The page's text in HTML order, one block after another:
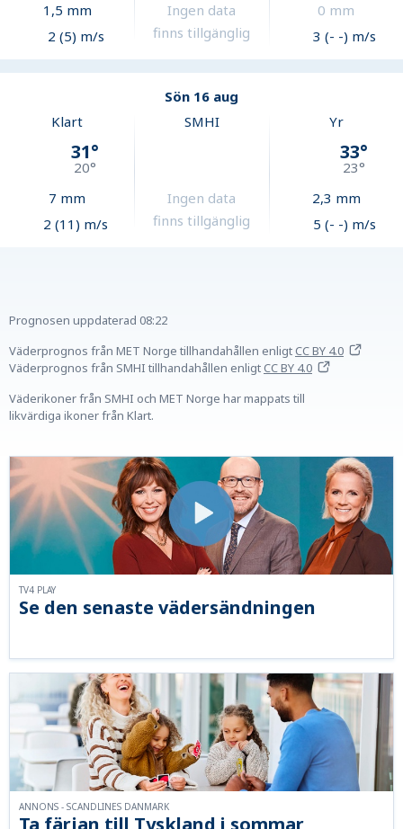
1,5 mm
2 (5) m/s
Ingen data
finns tillgänglig
0 mm
3 (- -) m/s
Sön 16 aug
Klart
31°
20°
7 mm
2 (11) m/s
SMHI
Ingen data
finns tillgänglig
Yr
33°
23°
2,3 mm
5 (- -) m/s
Prognosen uppdaterad 08:22
Väderprognos från MET Norge tillhandahållen enligtCC BY 4.0
Väderprognos från SMHI tillhandahållen enligtCC BY 4.0
Väderikoner från SMHI och MET Norge har mappats till
likvärdiga ikoner från Klart.
Se den senaste vädersändningen
TV4 PLAY
ANNONS - SCANDLINES DANMARK